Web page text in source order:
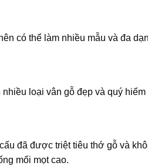
có thể làm nhiều mẫu và đa
loại vân gỗ đẹp và quý
đã được triệt tiêu thớ gỗ và
mối mọt cao.